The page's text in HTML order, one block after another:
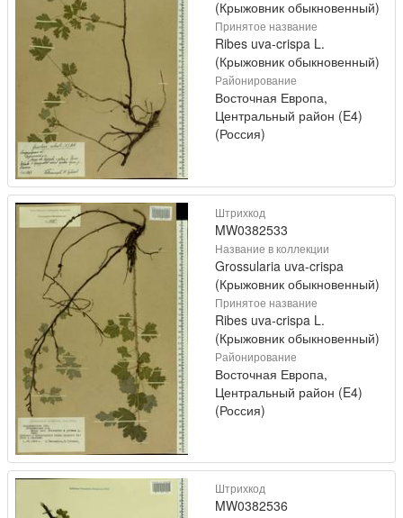
(Крыжовник обыкновенный)
Принятое название
Ribes uva-crispa L.
(Крыжовник обыкновенный)
Районирование
Восточная Европа,
Центральный район (E4)
(Россия)
Штрихкод
MW0382533
Название в коллекции
Grossularia uva-crispa
(Крыжовник обыкновенный)
Принятое название
Ribes uva-crispa L.
(Крыжовник обыкновенный)
Районирование
Восточная Европа,
Центральный район (E4)
(Россия)
Штрихкод
MW0382536